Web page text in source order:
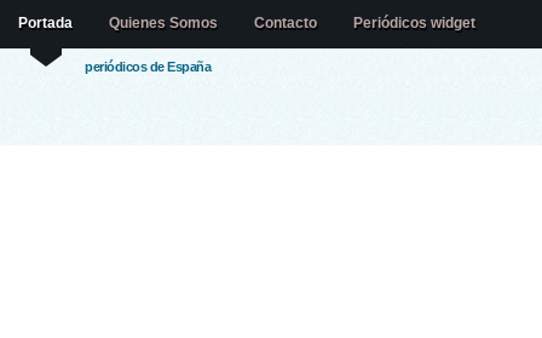
periódicos de España
Portada Quienes Somos Contacto Periódicos widget